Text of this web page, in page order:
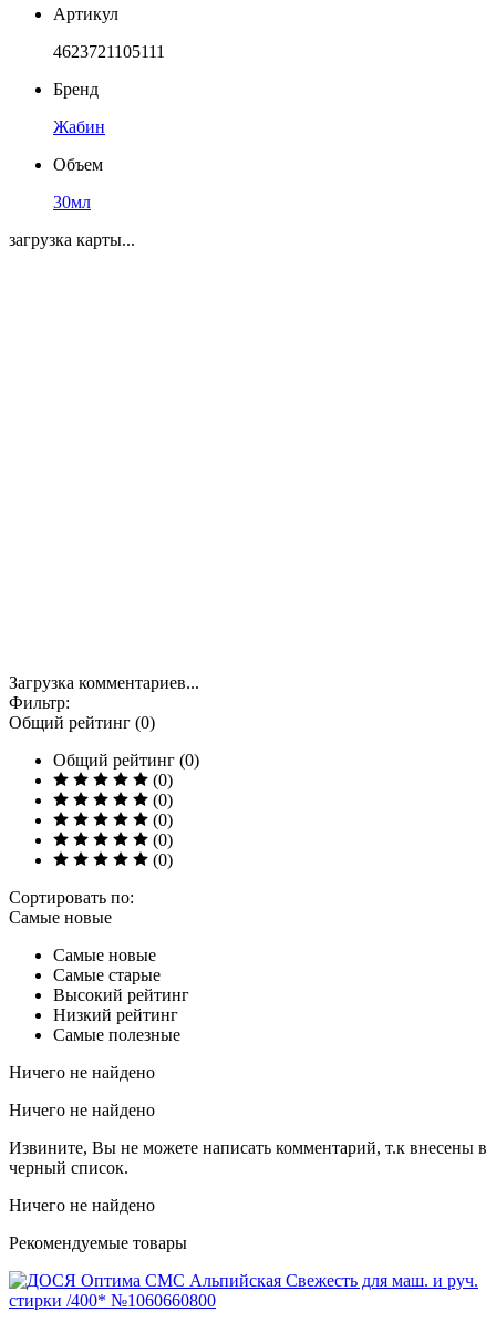
Артикул
4623721105111
Бренд
Жабин
Объем
30мл
загрузка карты...
Загрузка комментариев...
Фильтр:
Общий рейтинг (0)
Общий рейтинг (0)
(0)
(0)
(0)
(0)
(0)
Сортировать по:
Самые новые
Самые новые
Самые старые
Высокий рейтинг
Низкий рейтинг
Самые полезные
Ничего не найдено
Ничего не найдено
Извините, Вы не можете написать комментарий, т.к внесены в
черный список.
Ничего не найдено
Рекомендуемые товары